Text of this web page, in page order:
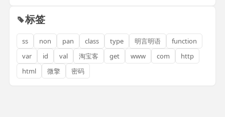
标签
ss non pan class type 明言明语
function
var
id val 淘宝客 get www com
http
html
微擎 密码